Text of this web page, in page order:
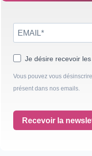
Je désire recevoir
Vous pouvez vous
présent dans nos emails.
Recevoir la